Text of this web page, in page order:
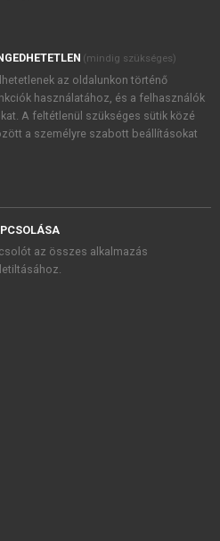
Kiadó Zrt. újdonságairól,
foglaltakat tudomásul
, valamint a szotar.netés a
foglaltakat
(mindig szükséges)
az oldalunkon történő
használatához, és a felhasználók
A feltétlenül szükséges sütik közé
a személyre szabott beállításokat
az összes alkalmazás